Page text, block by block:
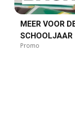
MEER VOOR
SCHOOLJAAR
Promo